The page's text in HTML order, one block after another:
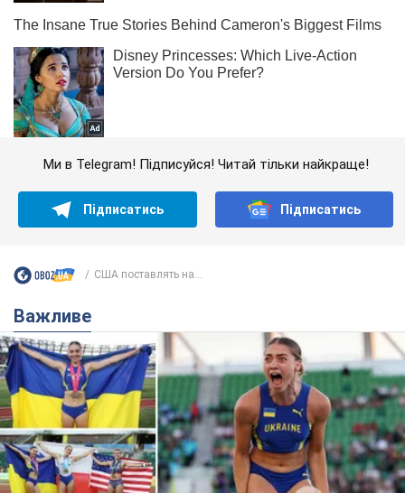
Ми в Telegram! Підписуйся! Читай тільки найкраще!
Підписатись Підписатись
США поставлять на...
Важливе